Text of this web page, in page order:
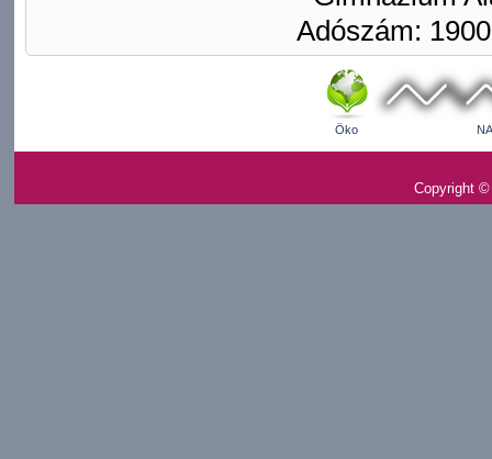
Adószám:
Öko
Copyright